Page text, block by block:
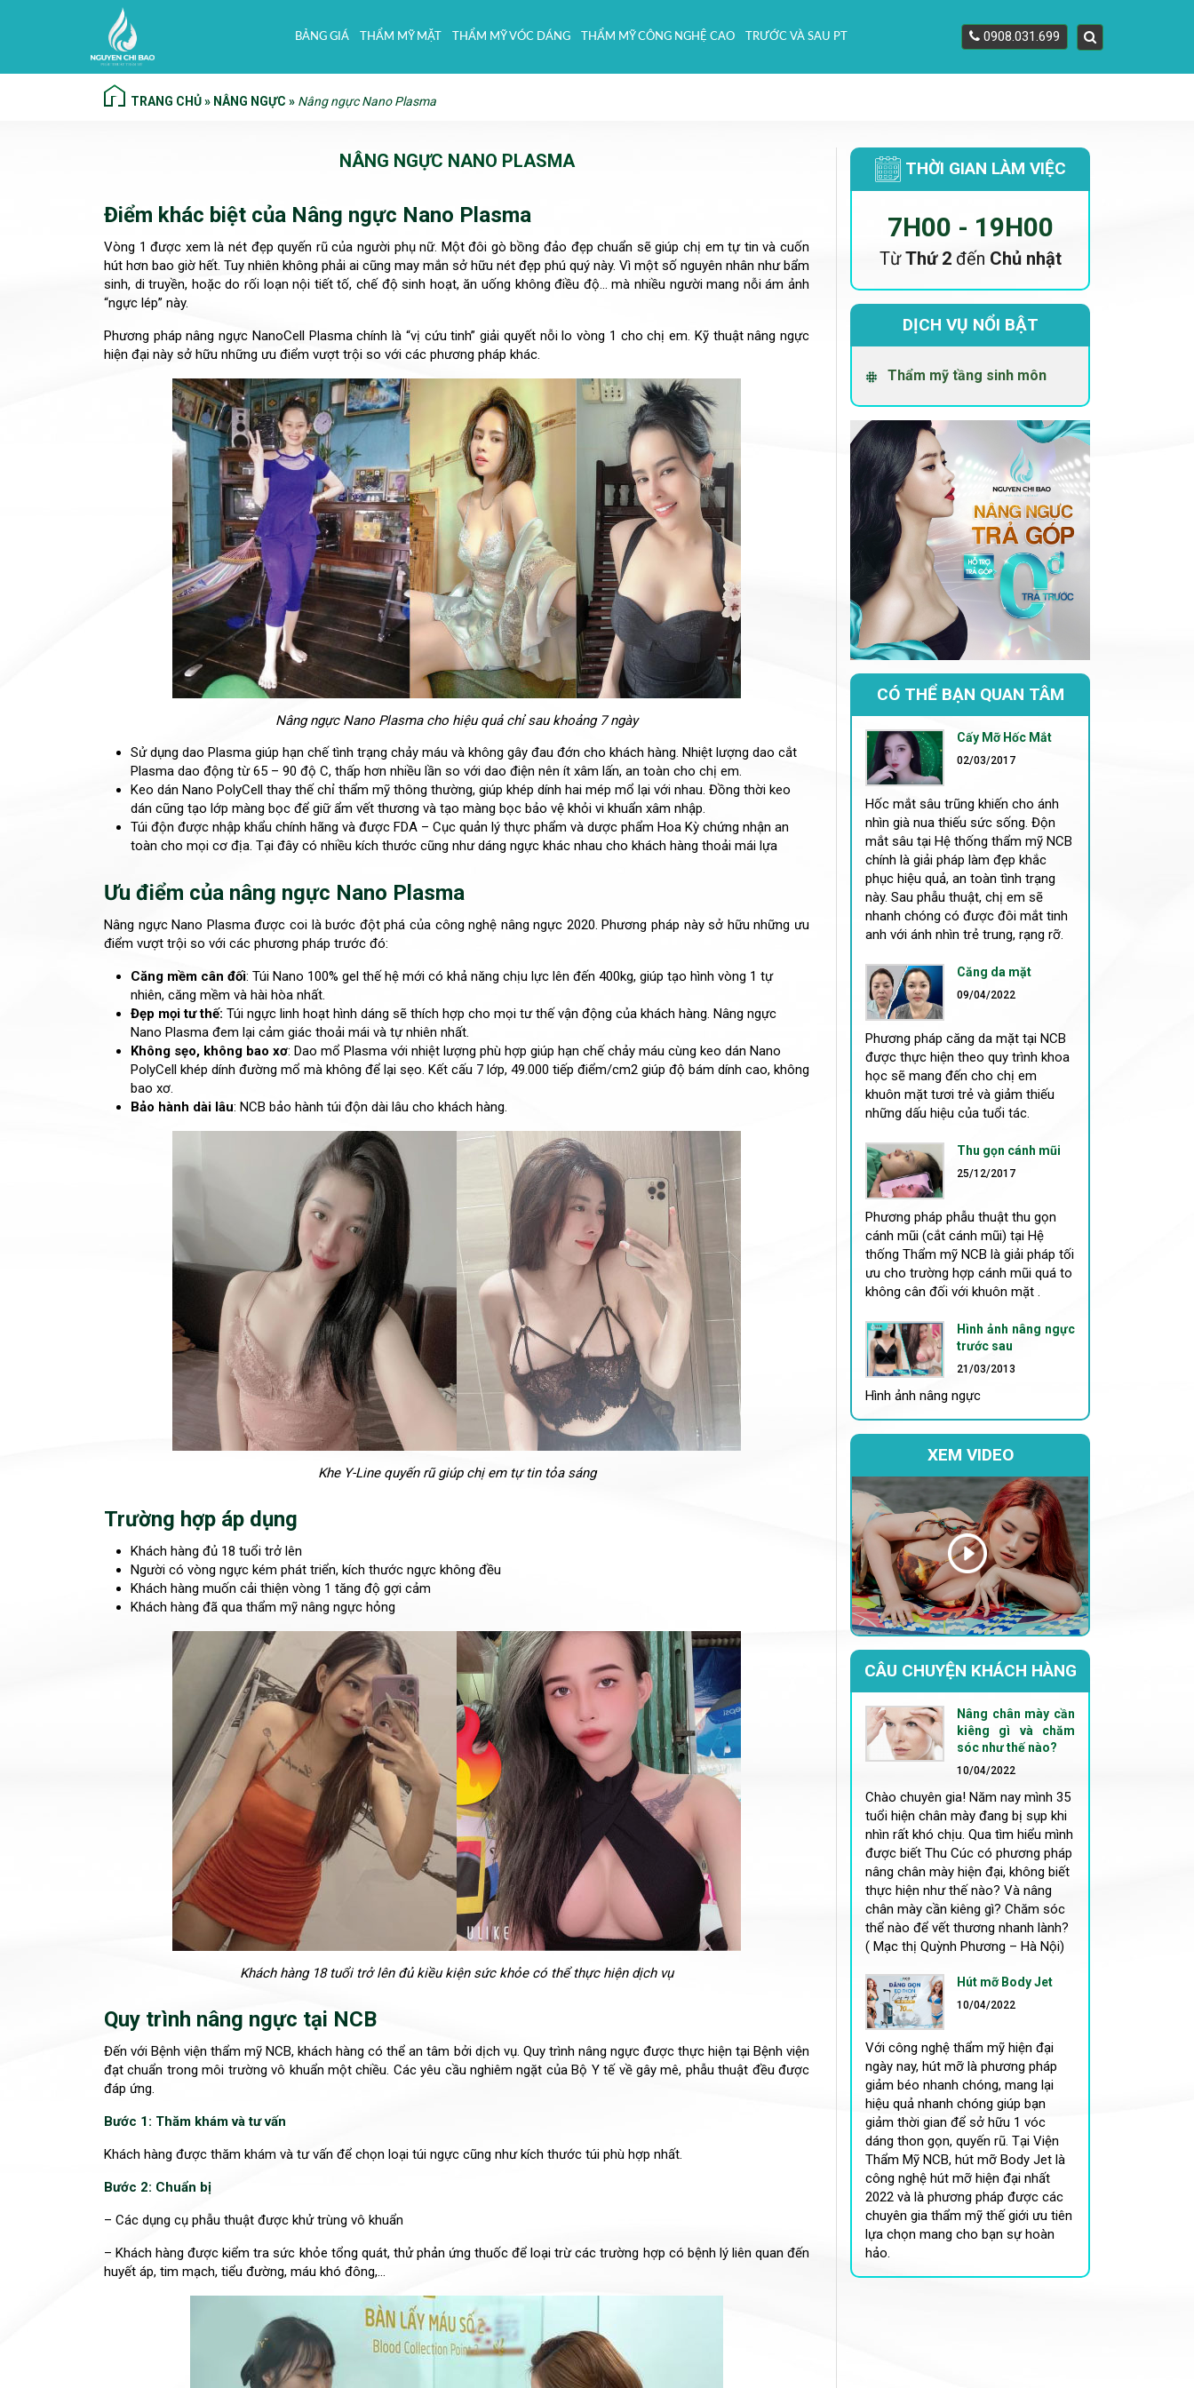
BẢNG GIÁ THẨM MỸ MẶT THẨM MỸ VÓC DÁNG THẨM MỸ CÔNG NGHỆ CAO TRƯỚC VÀ SAU PT 0908.031.699
TRANG CHỦ» NÂNG NGỰC » Nâng ngực Nano Plasma
NÂNG NGỰC NANO PLASMA
Điểm khác biệt của Nâng ngực Nano Plasma
Vòng 1 được xem là nét đẹp quyến rũ của người phụ nữ. Một đôi gò bồng đảo đẹp chuẩn sẽ giúp chị em tự tin và cuốn
hút hơn bao giờ hết. Tuy nhiên không phải ai cũng may mắn sở hữu nét đẹp phú quý này. Vì một số nguyên nhân như bẩm
sinh, di truyền, hoặc do rối loạn nội tiết tố, chế độ sinh hoạt, ăn uống không điều độ… mà nhiều người mang nỗi ám ảnh
“ngực lép” này.
Phương pháp nâng ngực NanoCell Plasma chính là “vị cứu tinh” giải quyết nỗi lo vòng 1 cho chị em. Kỹ thuật nâng ngực
hiện đại này sở hữu những ưu điểm vượt trội so với các phương pháp khác.
Nâng ngực Nano Plasma cho hiệu quả chỉ sau khoảng 7 ngày
Sử dụng dao Plasma giúp hạn chế tình trạng chảy máu và không gây đau đớn cho khách hàng. Nhiệt lượng dao cắt
Plasma dao động từ 65 – 90 độ C, thấp hơn nhiều lần so với dao điện nên ít xâm lấn, an toàn cho chị em.
Keo dán Nano PolyCell thay thế chỉ thẩm mỹ thông thường, giúp khép dính hai mép mổ lại với nhau. Đồng thời keo
dán cũng tạo lớp màng bọc để giữ ẩm vết thương và tạo màng bọc bảo vệ khỏi vi khuẩn xâm nhập.
Túi độn được nhập khẩu chính hãng và được FDA – Cục quản lý thực phẩm và dược phẩm Hoa Kỳ chứng nhận an
toàn cho mọi cơ địa. Tại đây có nhiều kích thước cũng như dáng ngực khác nhau cho khách hàng thoải mái lựa
Ưu điểm của nâng ngực Nano Plasma
Nâng ngực Nano Plasma được coi là bước đột phá của công nghệ nâng ngực 2020. Phương pháp này sở hữu những ưu
điểm vượt trội so với các phương pháp trước đó:
Căng mềm cân đối: Túi Nano 100% gel thế hệ mới có khả năng chịu lực lên đến 400kg, giúp tạo hình vòng 1 tự
nhiên, căng mềm và hài hòa nhất.
Đẹp mọi tư thế: Túi ngực linh hoạt hình dáng sẽ thích hợp cho mọi tư thế vận động của khách hàng. Nâng ngực
Nano Plasma đem lại cảm giác thoải mái và tự nhiên nhất.
Không sẹo, không bao xơ: Dao mổ Plasma với nhiệt lượng phù hợp giúp hạn chế chảy máu cùng keo dán Nano
PolyCell khép dính đường mổ mà không để lại sẹo. Kết cấu 7 lớp, 49.000 tiếp điểm/cm2 giúp độ bám dính cao, không
bao xơ.
Bảo hành dài lâu: NCB bảo hành túi độn dài lâu cho khách hàng.
Khe Y-Line quyến rũ giúp chị em tự tin tỏa sáng
Trường hợp áp dụng
Khách hàng đủ 18 tuổi trở lên
Người có vòng ngực kém phát triển, kích thước ngực không đều
Khách hàng muốn cải thiện vòng 1 tăng độ gợi cảm
Khách hàng đã qua thẩm mỹ nâng ngực hỏng
Khách hàng 18 tuổi trở lên đủ kiều kiện sức khỏe có thể thực hiện dịch vụ
Quy trình nâng ngực tại NCB
Đến với Bệnh viện thẩm mỹ NCB, khách hàng có thể an tâm bởi dịch vụ. Quy trình nâng ngực được thực hiện tại Bệnh viện
đạt chuẩn trong môi trường vô khuẩn một chiều. Các yêu cầu nghiêm ngặt của Bộ Y tế về gây mê, phẫu thuật đều được
đáp ứng.
Bước 1: Thăm khám và tư vấn
Khách hàng được thăm khám và tư vấn để chọn loại túi ngực cũng như kích thước túi phù hợp nhất.
Bước 2: Chuẩn bị
– Các dụng cụ phẫu thuật được khử trùng vô khuẩn
– Khách hàng được kiểm tra sức khỏe tổng quát, thử phản ứng thuốc để loại trừ các trường hợp có bệnh lý liên quan đến
huyết áp, tim mạch, tiểu đường, máu khó đông,…
THỜI GIAN LÀM VIỆC
7H00 - 19H00
TừThứ 2đến Chủ nhật
DỊCH VỤ NỔI BẬT
Thẩm mỹ tầng sinh môn
CÓ THỂ BẠN QUAN TÂM
Cấy Mỡ Hốc Mắt
02/03/2017
Hốc mắt sâu trũng khiến cho ánh
nhìn già nua thiếu sức sống. Độn
mắt sâu tại Hệ thống thẩm mỹ NCB
chính là giải pháp làm đẹp khắc
phục hiệu quả, an toàn tình trạng
này. Sau phẫu thuật, chị em sẽ
nhanh chóng có được đôi mắt tinh
anh với ánh nhìn trẻ trung, rạng rỡ.
Căng da mặt
09/04/2022
Phương pháp căng da mặt tại NCB
được thực hiện theo quy trình khoa
học sẽ mang đến cho chị em
khuôn mặt tươi trẻ và giảm thiếu
những dấu hiệu của tuổi tác.
Thu gọn cánh mũi
25/12/2017
Phương pháp phẫu thuật thu gọn
cánh mũi (cắt cánh mũi) tại Hệ
thống Thẩm mỹ NCB là giải pháp tối
ưu cho trường hợp cánh mũi quá to
không cân đối với khuôn mặt .
Hình ảnh nâng ngực
trước sau
21/03/2013
Hình ảnh nâng ngực
XEM VIDEO
CÂU CHUYỆN KHÁCH HÀNG
Nâng chân mày cần
kiêng gì và chăm
sóc như thế nào?
10/04/2022
Chào chuyên gia! Năm nay mình 35
tuổi hiện chân mày đang bị sụp khi
nhìn rất khó chịu. Qua tìm hiểu mình
được biết Thu Cúc có phương pháp
nâng chân mày hiện đại, không biết
thực hiện như thế nào? Và nâng
chân mày cần kiêng gì? Chăm sóc
thể nào để vết thương nhanh lành?
( Mạc thị Quỳnh Phương – Hà Nội)
Hút mỡ Body Jet
10/04/2022
Với công nghệ thẩm mỹ hiện đại
ngày nay, hút mỡ là phương pháp
giảm béo nhanh chóng, mang lại
hiệu quả nhanh chóng giúp bạn
giảm thời gian để sở hữu 1 vóc
dáng thon gọn, quyến rũ. Tại Viện
Thẩm Mỹ NCB, hút mỡ Body Jet là
công nghệ hút mỡ hiện đại nhất
2022 và là phương pháp được các
chuyên gia thẩm mỹ thế giới ưu tiên
lựa chọn mang cho bạn sự hoàn
hảo.